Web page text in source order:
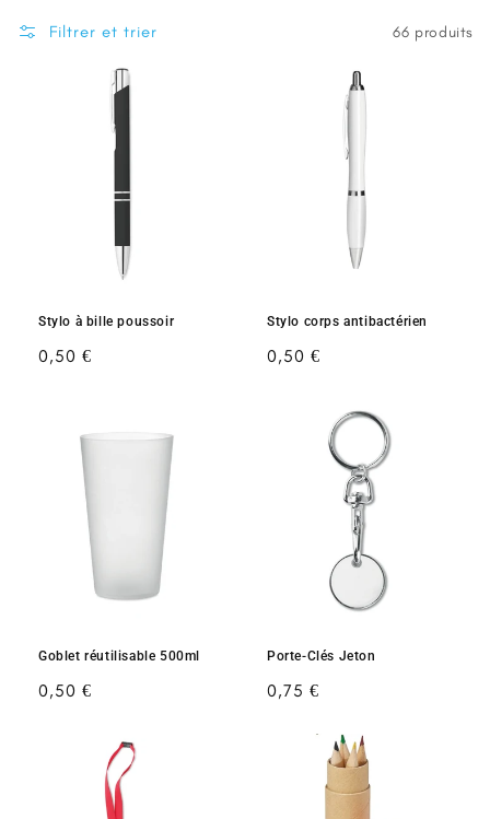
Filtrer et trier 66 produits
Stylo à bille poussoir
Prix
0,50 €
Stylo corps antibactérien
Prix
0,50 €
Goblet réutilisable 500ml
Prix
0,50 €
Porte-Clés Jeton
Prix
0,75 €